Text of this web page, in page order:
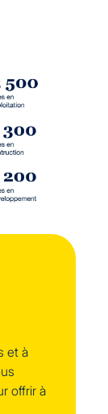
et à
offrir à